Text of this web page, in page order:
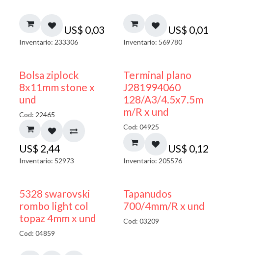
US$ 0,03
Inventario: 233306
US$ 0,01
Inventario: 569780
¡NUEVO!
Bolsa ziplock
8x11mm stone x
und
Cod: 22465
US$ 2,44
Inventario: 52973
Terminal plano
J281994060
128/A3/4.5x7.5m
m/R x und
Cod: 04925
US$ 0,12
Inventario: 205576
5328 swarovski
rombo light col
topaz 4mm x und
Cod: 04859
Tapanudos
700/4mm/R x und
Cod: 03209